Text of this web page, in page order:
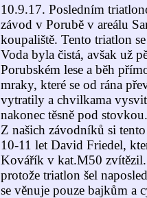
10.9.17. Posledním
závod v Porubě v areálu
koupaliště. Tento triatlon
Voda byla čistá, avšak už
Porubském lese a běh
mraky, které se od rána
vytratily a chvilkama
nakonec těsně pod stovkou.
Z našich závodníků si
10-11 let David Friedel,
Kovářík v kat.M50
protože triatlon šel
se věnuje pouze bajkům a